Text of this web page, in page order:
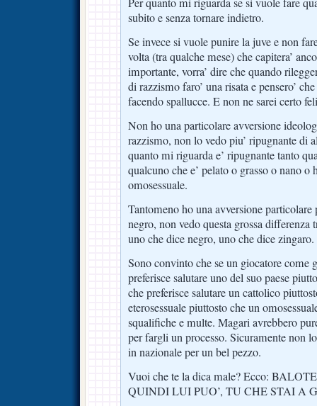
subito e senza tornare indietro.
Se invece si vuole punire la juve e non
volta (tra qualche mese) che capitera’
importante, vorra’ dire che quando
di razzismo faro’ una risata e pensero’
facendo spallucce. E non ne sarei certo
Non ho una particolare avversione
razzismo, non lo vedo piu’ ripugnante di
quanto mi riguarda e’ ripugnante tanto
qualcuno che e’ pelato o grasso o nano o
omosessuale.
Tantomeno ho una avversione
negro, non vedo questa grossa differenza
uno che dice negro, uno che dice zingaro.
Sono convinto che se un giocatore come
preferisce salutare uno del suo paese
che preferisce salutare un cattolico
eterosessuale piuttosto che un
squalifiche e multe. Magari avrebbero
per fargli un processo. Sicuramente non
in nazionale per un bel pezzo.
Vuoi che te la dica male? Ecco:
QUINDI LUI PUO’, TU CHE STAI A